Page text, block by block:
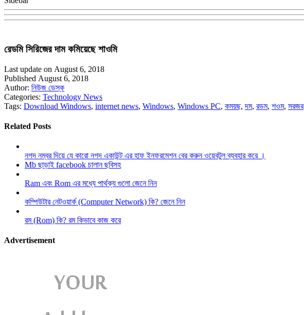
রেডমি সিরিজের দাম কমিয়েছে শাওমি
Last update on August 6, 2018
Published August 6, 2018
Author: নিউজ ডেস্ক
Categories: Technology News
Tags: Download Windows, internet news, Windows, Windows PC, কময়ছ,দম, রডম, শওম, সরজর
Related Posts
নগদ নম্বর দিয়ে যে কারো নগদ একাউন্ট এর হাফ ইনফরমেশন বের করুন ওয়েবটুল ব্যবহার করে ।
Mb ছাড়াই facebook চালান ছবিসহ
Ram এবং Rom এর মধ্যে পার্থক্য গুলো জেনে নিন
কম্পিউটার নেটওয়ার্ক (Computer Network) কি? জেনে নিন
রম (Rom) কি? রম কিভাবে কাজ করে
Advertisement